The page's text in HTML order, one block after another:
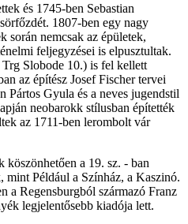
és 1745-ben Sebastian
1807-ben egy nagy
során nemcsak az épületek,
feljegyzései is elpusztultak.
Slobode 10.) is fel kellett
az építész Josef Fischer tervei
Pártos Gyula és a neves jugendstil
neobarokk stílusban építették
az 1711-ben lerombolt vár
köszönhetően a 19. sz. - ban
mint Például a Színház, a Kaszinó.
a Regensburgból származó Franz
legjelentősebb kiadója lett.